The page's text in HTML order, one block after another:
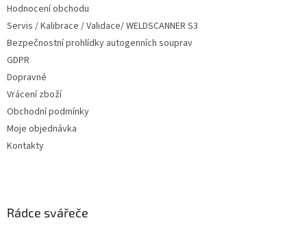
Hodnocení obchodu
Servis / Kalibrace / Validace/ WELDSCANNER S3
Bezpečnostní prohlídky autogenních souprav
GDPR
Dopravné
Vrácení zboží
Obchodní podmínky
Moje objednávka
Kontakty
Rádce svářeče